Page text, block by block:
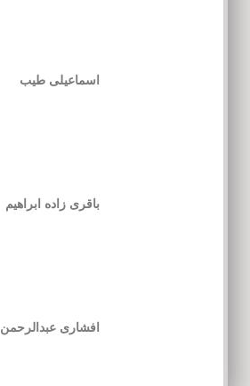
اسماعیلی طیب
باقری زاده ابراهیم
افشاری عبدالرحمن